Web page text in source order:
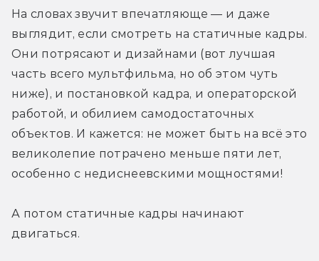
На словах звучит впечатляюще — и даже
выглядит, если смотреть на статичные кадры.
Они потрясают и дизайнами (вот лучшая
часть всего мультфильма, но об этом чуть
ниже), и постановкой кадра, и операторской
работой, и обилием самодостаточных
объектов. И кажется: не может быть на всё это
великолепие потрачено меньше пяти лет,
особенно с недиснеевскими мощностями!
А потом статичные кадры начинают
двигаться.